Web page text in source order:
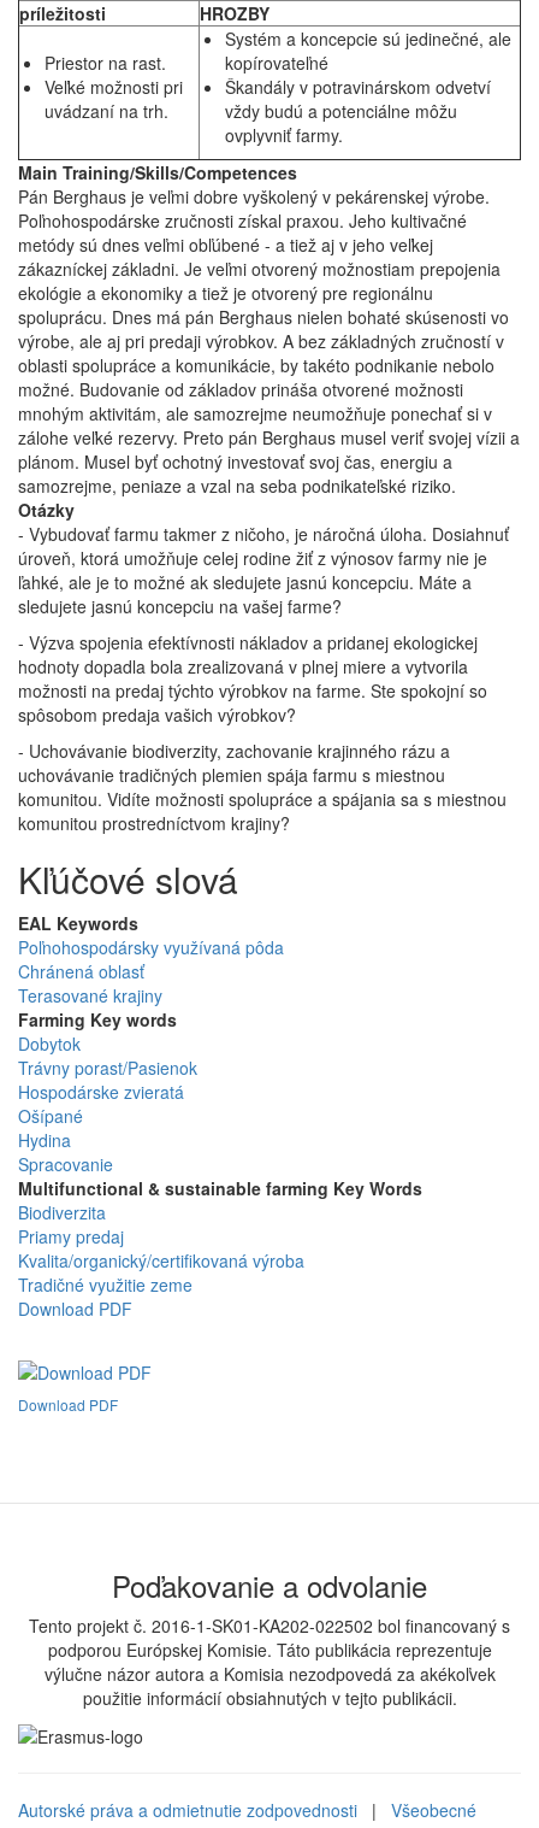
príležitosti HROZBY
Priestor na rast.
Veľké možnosti pri
uvádzaní na trh.
Systém a koncepcie sú jedinečné, ale
kopírovateľné
Škandály v potravinárskom odvetví
vždy budú a potenciálne môžu
ovplyvniť farmy.
Main Training/Skills/Competences
Pán Berghaus je veľmi dobre vyškolený v pekárenskej výrobe.
Poľnohospodárske zručnosti získal praxou. Jeho kultivačné
metódy sú dnes veľmi obľúbené - a tiež aj v jeho veľkej
zákazníckej základni. Je veľmi otvorený možnostiam prepojenia
ekológie a ekonomiky a tiež je otvorený pre regionálnu
spoluprácu. Dnes má pán Berghaus nielen bohaté skúsenosti vo
výrobe, ale aj pri predaji výrobkov. A bez základných zručností v
oblasti spolupráce a komunikácie, by takéto podnikanie nebolo
možné. Budovanie od základov prináša otvorené možnosti
mnohým aktivitám, ale samozrejme neumožňuje ponechať si v
zálohe veľké rezervy. Preto pán Berghaus musel veriť svojej vízii a
plánom. Musel byť ochotný investovať svoj čas, energiu a
samozrejme, peniaze a vzal na seba podnikateľské riziko.
Otázky
- Vybudovať farmu takmer z ničoho, je náročná úloha. Dosiahnuť
úroveň, ktorá umožňuje celej rodine žiť z výnosov farmy nie je
ľahké, ale je to možné ak sledujete jasnú koncepciu. Máte a
sledujete jasnú koncepciu na vašej farme?
- Výzva spojenia efektívnosti nákladov a pridanej ekologickej
hodnoty dopadla bola zrealizovaná v plnej miere a vytvorila
možnosti na predaj týchto výrobkov na farme. Ste spokojní so
spôsobom predaja vašich výrobkov?
- Uchovávanie biodiverzity, zachovanie krajinného rázu a
uchovávanie tradičných plemien spája farmu s miestnou
komunitou. Vidíte možnosti spolupráce a spájania sa s miestnou
komunitou prostredníctvom krajiny?
Kľúčové slová
EAL Keywords
Poľnohospodársky využívaná pôda
Chránená oblasť
Terasované krajiny
Farming Key words
Dobytok
Trávny porast/Pasienok
Hospodárske zvieratá
Ošípané
Hydina
Spracovanie
Multifunctional & sustainable farming Key Words
Biodiverzita
Priamy predaj
Kvalita/organický/certifikovaná výroba
Tradičné využitie zeme
Download PDF
Download PDF
Poďakovanie a odvolanie
Tento projekt č. 2016-1-SK01-KA202-022502 bol financovaný s
podporou Európskej Komisie. Táto publikácia reprezentuje
výlučne názor autora a Komisia nezodpovedá za akékoľvek
použitie informácií obsiahnutých v tejto publikácii.
Autorské práva a odmietnutie zodpovednosti | Všeobecné